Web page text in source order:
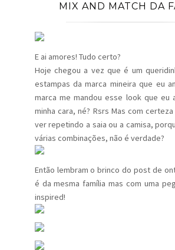
MIX AND MATCH DA
E ai amores! Tudo certo?
Hoje chegou a vez que é um
estampas da marca mineira que eu
marca me mandou esse look que eu
minha cara, né? Rsrs Mas com
ver repetindo a saia ou a camisa,
várias combinações, não é verdade?
Então lembram o brinco do post de
é da mesma família mas com uma
inspired!